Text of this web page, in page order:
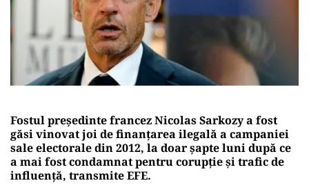
Fostul preşedinte francez Nicolas Sarkozy a fost
găsi vinovat joi de finanţarea ilegală a campaniei
sale electorale din 2012, la doar şapte luni după ce
a mai fost condamnat pentru corupţie şi trafic de
influenţă, transmite EFE.